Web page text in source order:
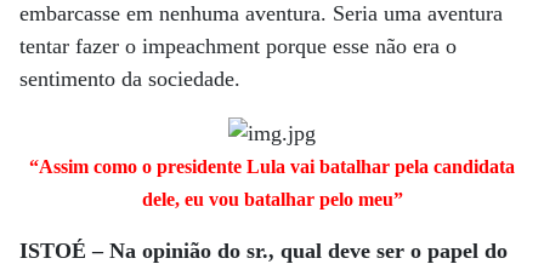
embarcasse em nenhuma aventura. Seria uma aventura
tentar fazer o impeachment porque esse não era o
sentimento da sociedade.
“Assim como o presidente Lula vai batalhar pela candidata
dele, eu vou batalhar pelo meu”
ISTOÉ – Na opinião do sr., qual deve ser o papel do